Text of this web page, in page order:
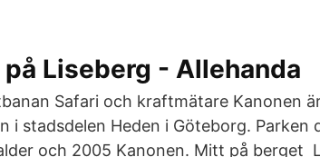
Liseberg - Allehanda
Safari och kraftmätare Kanonen
i stadsdelen Heden i Göteborg. Parken
och 2005 Kanonen. Mitt på berget